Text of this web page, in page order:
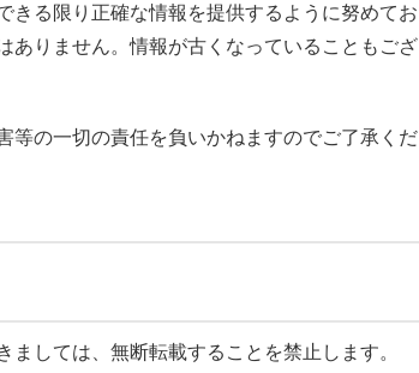
きる限り正確な情報を提供するように努めてお
ありません。情報が古くなっていることもござ
等の一切の責任を負いかねますのでご了承くだ
しては、無断転載することを禁止します。